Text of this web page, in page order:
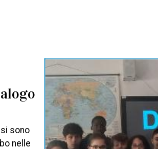
sono
nelle